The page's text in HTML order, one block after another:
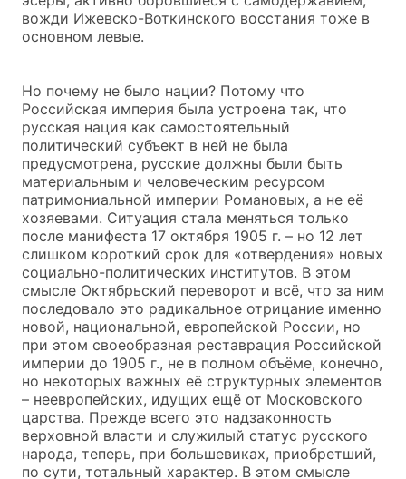
вожди Ижевско-Воткинского восстания тоже в
основном левые.
Но почему не было нации? Потому что
Российская империя была устроена так, что
русская нация как самостоятельный
политический субъект в ней не была
предусмотрена, русские должны были быть
материальным и человеческим ресурсом
патримониальной империи Романовых, а не её
хозяевами. Ситуация стала меняться только
после манифеста 17 октября 1905 г. – но 12 лет
слишком короткий срок для «отвердения» новых
социально-политических институтов. В этом
смысле Октябрьский переворот и всё, что за ним
последовало это радикальное отрицание именно
новой, национальной, европейской России, но
при этом своеобразная реставрация Российской
империи до 1905 г., не в полном объёме, конечно,
но некоторых важных её структурных элементов
– неевропейских, идущих ещё от Московского
царства. Прежде всего это надзаконность
верховной власти и служилый статус русского
народа, теперь, при большевиках, приобретший,
по сути, тотальный характер. В этом смысле